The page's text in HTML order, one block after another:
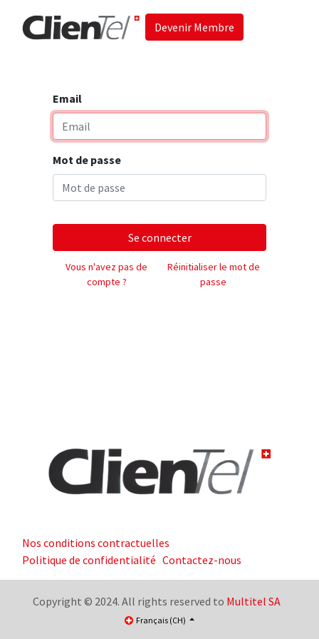
Devenir Membre
Email
Mot de passe
Se connecter
Vous n'avez pas de
compte ?
Réinitialiser le mot de
passe
Nos conditions contractuelles
Politique de confidentialité Contactez-nous
Copyright © 2024. All rights reserved to Multitel SA
Français (CH)